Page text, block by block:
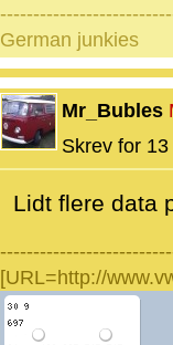
German junkies
Mr_Bubles
Skrev for
Lidt flere data
[URL=http://